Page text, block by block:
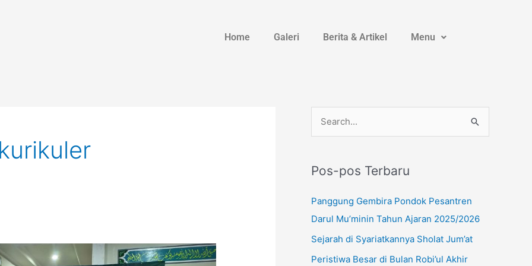
Home Galeri Berita & Artikel Menu
i
u
n
Pos-pos Terbaru
Panggung Gembira Pondok Pesantren
Darul Mu’minin Tahun Ajaran 2025/2026
Sejarah di Syariatkannya Sholat Jum’at
Peristiwa Besar di Bulan Robi’ul Akhir
t
g
r
a
m
T
b
e
t
A
p
p